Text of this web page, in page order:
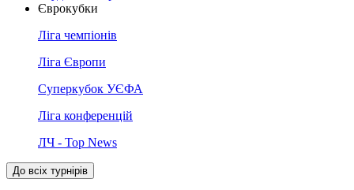
Єврокубки
Ліга чемпіонів
Ліга Європи
Суперкубок УЄФА
Ліга конференцій
ЛЧ - Top News
До всіх турнірів